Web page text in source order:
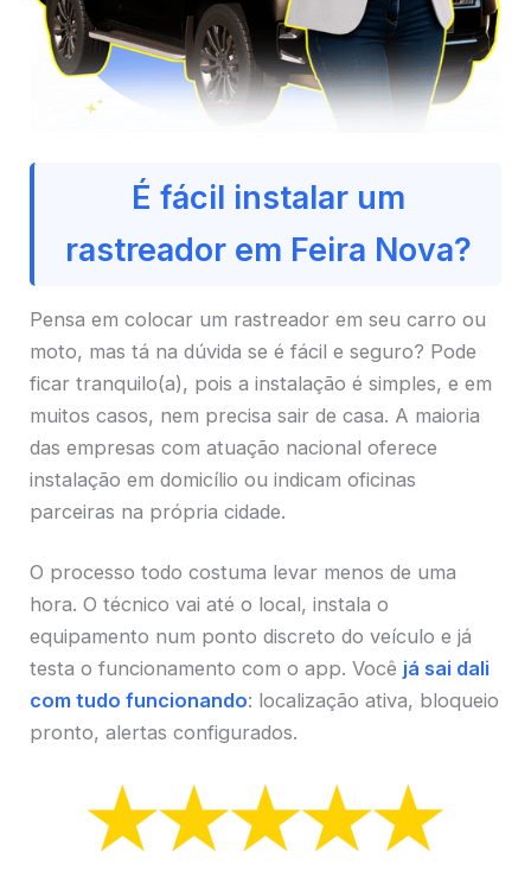
É fácil instalar um
rastreador em Feira Nova?
Pensa em colocar um rastreador em seu carro ou
moto, mas tá na dúvida se é fácil e seguro? Pode
ficar tranquilo(a), pois a instalação é simples, e em
muitos casos, nem precisa sair de casa. A maioria
das empresas com atuação nacional oferece
instalação em domicílio ou indicam oficinas
parceiras na própria cidade.
O processo todo costuma levar menos de uma
hora. O técnico vai até o local, instala o
equipamento num ponto discreto do veículo e já
testa o funcionamento com o app. Você já sai dali
com tudo funcionando: localização ativa, bloqueio
pronto, alertas configurados.